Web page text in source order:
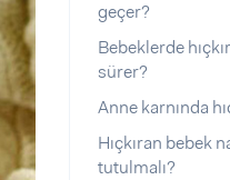
geçer?
Bebeklerde
sürer?
Anne karnında
Hıçkıran bebek
tutulmalı?